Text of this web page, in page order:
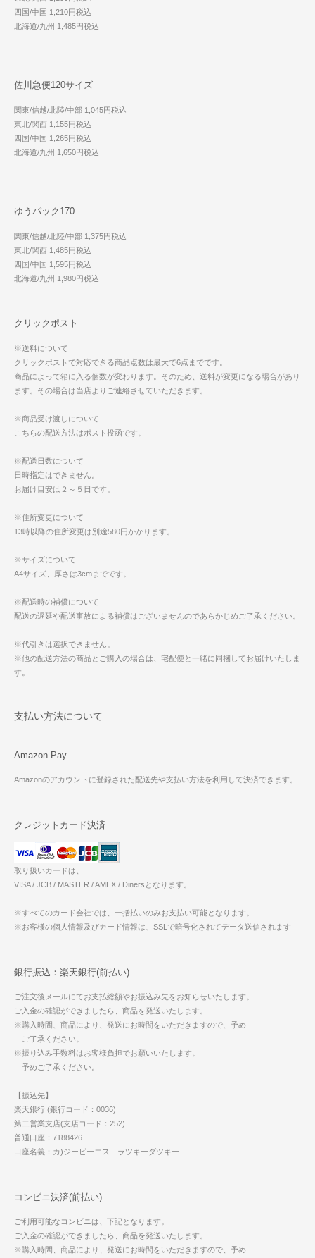
四国/中国 1,210円税込
北海道/九州 1,485円税込
佐川急便120サイズ
関東/信越/北陸/中部 1,045円税込
東北/関西 1,155円税込
四国/中国 1,265円税込
北海道/九州 1,650円税込
ゆうパック170
関東/信越/北陸/中部 1,375円税込
東北/関西 1,485円税込
四国/中国 1,595円税込
北海道/九州 1,980円税込
クリックポスト
※送料について
クリックポストで対応できる商品点数は最大で6点までです。
商品によって箱に入る個数が変わります。そのため、送料が変更になる場合があり
ます。その場合は当店よりご連絡させていただきます。
※商品受け渡しについて
こちらの配送方法はポスト投函です。
※配送日数について
日時指定はできません。
お届け目安は２～５日です。
※住所変更について
13時以降の住所変更は別途580円かかります。
※サイズについて
A4サイズ、厚さは3cmまでです。
※配送時の補償について
配送の遅延や配送事故による補償はございませんのであらかじめご了承ください。
※代引きは選択できません。
※他の配送方法の商品とご購入の場合は、宅配便と一緒に同梱してお届けいたしま
す。
支払い方法について
Amazon Pay
Amazonのアカウントに登録された配送先や支払い方法を利用して決済できます。
クレジットカード決済
取り扱いカードは、
VISA / JCB / MASTER / AMEX / Dinersとなります。
※すべてのカード会社では、一括払いのみお支払い可能となります。
※お客様の個人情報及びカード情報は、SSLで暗号化されてデータ送信されます
銀行振込：楽天銀行(前払い)
ご注文後メールにてお支払総額やお振込み先をお知らせいたします。
ご入金の確認ができましたら、商品を発送いたします。
※購入時間、商品により、発送にお時間をいただきますので、予め
ご了承ください。
※振り込み手数料はお客様負担でお願いいたします。
予めご了承ください。
【振込先】
楽天銀行 (銀行コード：0036)
第二営業支店(支店コード：252)
普通口座：7188426
口座名義：カ)ジーピーエス ラツキーダツキー
コンビニ決済(前払い)
ご利用可能なコンビニは、下記となります。
ご入金の確認ができましたら、商品を発送いたします。
※購入時間、商品により、発送にお時間をいただきますので、予め